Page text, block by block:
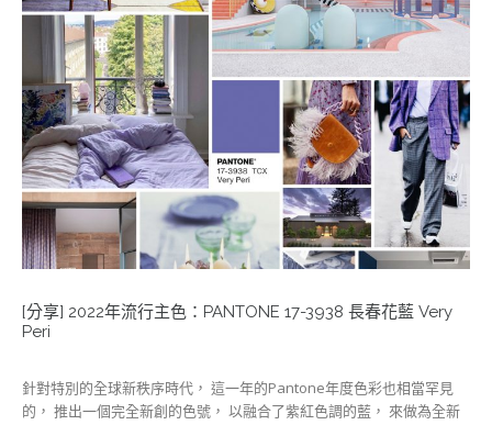
[分享] 2022年流行主色：PANTONE 17-3938 長春花藍 Very
Peri
針對特別的全球新秩序時代， 這一年的Pantone年度色彩也相當罕見
的， 推出一個完全新創的色號， 以融合了紫紅色調的藍， 來做為全新